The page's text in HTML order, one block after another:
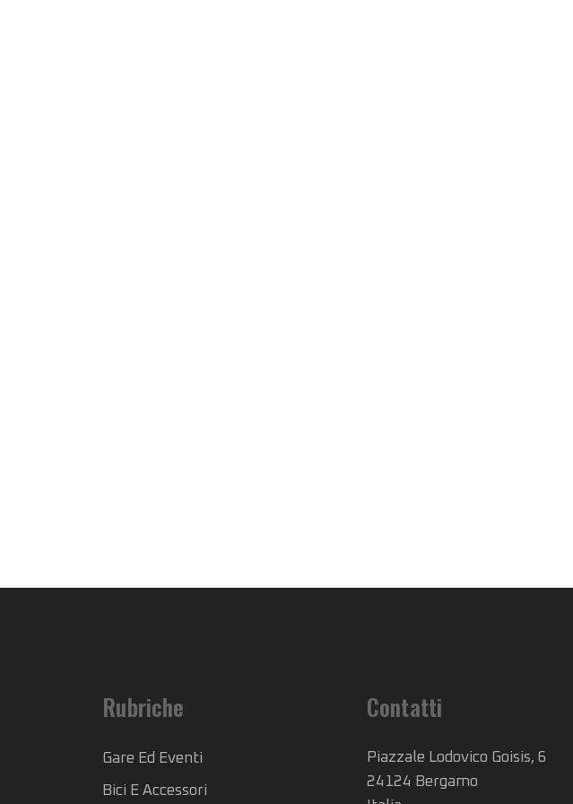
Rubriche
Gare Ed Eventi
Bici E Accessori
Contatti
Piazzale Lodovico Goisis, 6
24124 Bergamo